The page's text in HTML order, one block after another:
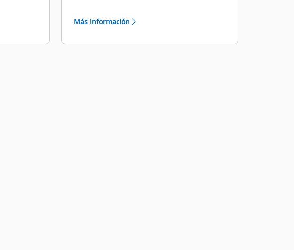
Caterpillar detecta eficazmente la
internos del motor, incluso la
Más información